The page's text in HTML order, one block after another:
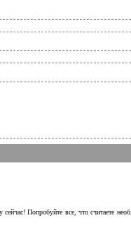
Попробуйте все, что считаете